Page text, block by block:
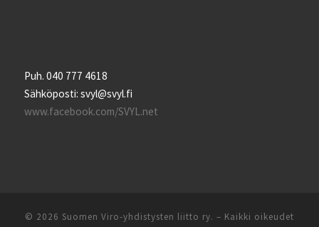
Puh. 040 777 4618
Sähköposti: svyl@svyl.fi
www.facebook.com/SVYL.net
© 2026 Suomen Viro-yhdistysten liitto ry. – Kaikki oikeudet